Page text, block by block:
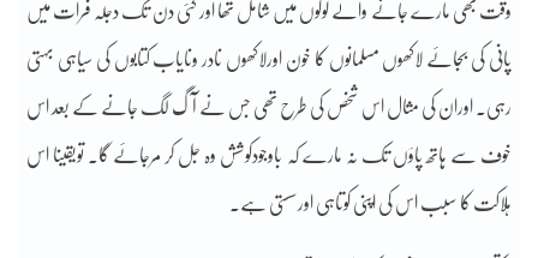
وقت بھی مارے جانے والے لوگوں میں شامل تھا اور کئی دن تک دجلہ فرات میں
پانی کی بجائے لاکھوں مسلمانوں کا خون اورلاکھوں نادر ونایاب کتابوں کی سیاہی بہتی
رہی۔ اوران کی مثال اس شخص کی طرح تھی جس نے آگ لگ جانے کے بعد اس
خوف سے ہاتھ پاؤں تک نہ مارے کہ باوجودکوشش وہ جل کر مرجائے گا۔ تویقینا اس
ہلاکت کا سبب اس کی اپنی کوتاہی اورسستی ہے۔